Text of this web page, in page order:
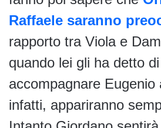
Raffaele saranno
rapporto tra Viola e
quando lei gli ha detto
accompagnare Eugenio
infatti, appariranno